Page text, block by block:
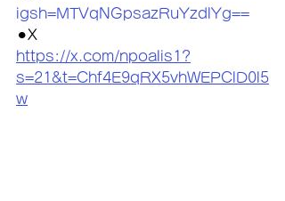
igsh=MTVqNGpsazRuYzdlYg==
⚫︎X
https://x.com/npoalis1?
s=21&t=Chf4E9qRX5vhWEPClD0l5
w